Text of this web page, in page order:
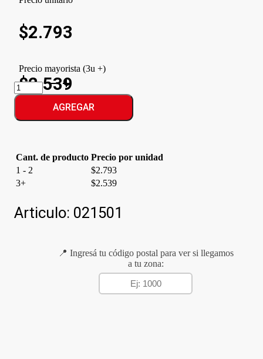
$2.793
Precio mayorista (3u +)
$2.539
PATO
CANASTA
SOLIDA
FULL/MARINA
cantidad
AGREGAR
Cant. de producto Precio por unidad
1 - 2
$2.793
3+
$2.539
Articulo: 021501
📍 Ingresá tu código postal para ver si llegamos
a tu zona: